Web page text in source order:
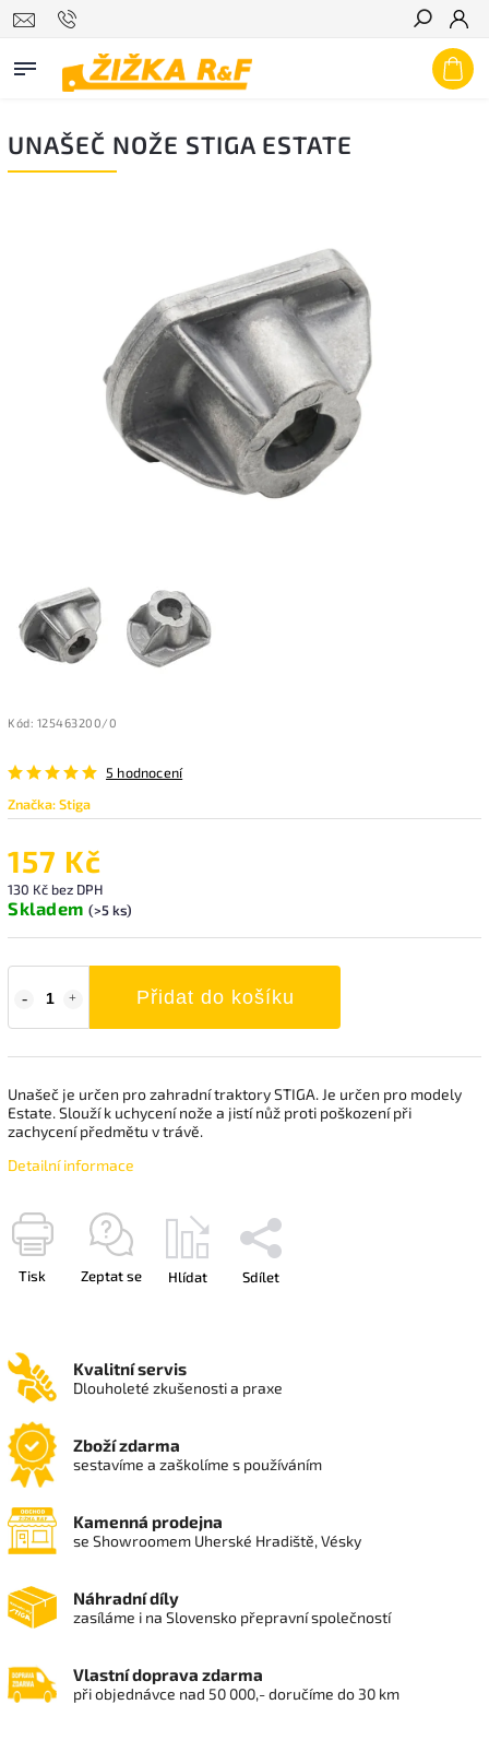
Hledat
UNAŠEČ NOŽE STIGA ESTATE
Kód: 125463200/0
5 hodnocení
Značka:Stiga
157 Kč
130 Kč bez DPH
Skladem (>5 ks)
Přidat do košíku
Unašeč je určen pro zahradní traktory STIGA. Je určen pro modely
Estate. Slouží k uchycení nože a jistí nůž proti poškození při
zachycení předmětu v trávě.
Detailní informace
Tisk Zeptat se Hlídat Sdílet
Kvalitní servis
Dlouholeté zkušenosti a praxe
Zboží zdarma
sestavíme a zaškolíme s používáním
Kamenná prodejna
se Showroomem Uherské Hradiště, Vésky
Náhradní díly
zasíláme i na Slovensko přepravní společností
Vlastní doprava zdarma
při objednávce nad 50 000,- doručíme do 30 km